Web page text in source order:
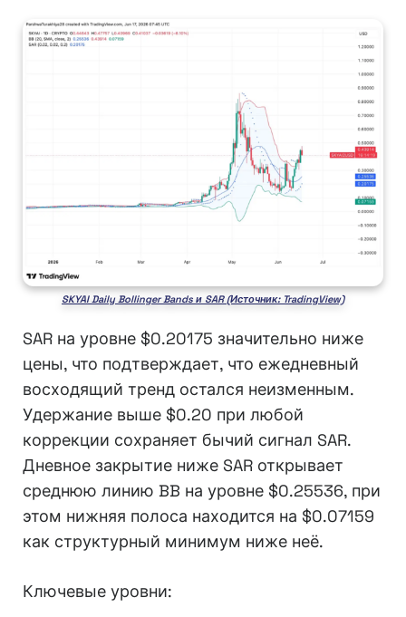
SKYAI Daily Bollinger Bands и SAR (Источник: TradingView)
SAR на уровне $0.20175 значительно ниже
цены, что подтверждает, что ежедневный
восходящий тренд остался неизменным.
Удержание выше $0.20 при любой
коррекции сохраняет бычий сигнал SAR.
Дневное закрытие ниже SAR открывает
среднюю линию BB на уровне $0.25536, при
этом нижняя полоса находится на $0.07159
как структурный минимум ниже неё.
Ключевые уровни: